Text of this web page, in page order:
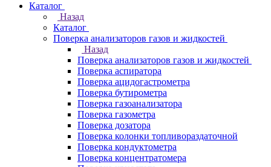
Каталог
Назад
Каталог
Поверка анализаторов газов и жидкостей
Назад
Поверка анализаторов газов и жидкостей
Поверка аспиратора
Поверка ацидогастрометра
Поверка бутирометра
Поверка газоанализатора
Поверка газометра
Поверка дозатора
Поверка колонки топливораздаточной
Поверка кондуктометра
Поверка концентратомера